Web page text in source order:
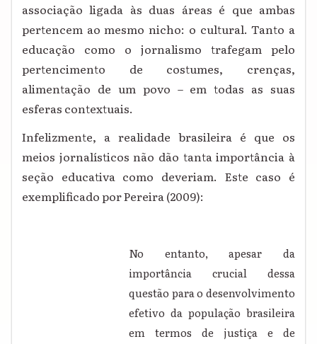
associação ligada às duas áreas é que ambas
pertencem ao mesmo nicho: o cultural. Tanto a
educação como o jornalismo trafegam pelo
pertencimento de costumes, crenças,
alimentação de um povo – em todas as suas
esferas contextuais.
Infelizmente, a realidade brasileira é que os
meios jornalísticos não dão tanta importância à
seção educativa como deveriam. Este caso é
exemplificado por Pereira (2009):
No entanto, apesar da
importância crucial dessa
questão para o desenvolvimento
efetivo da população brasileira
em termos de justiça e de